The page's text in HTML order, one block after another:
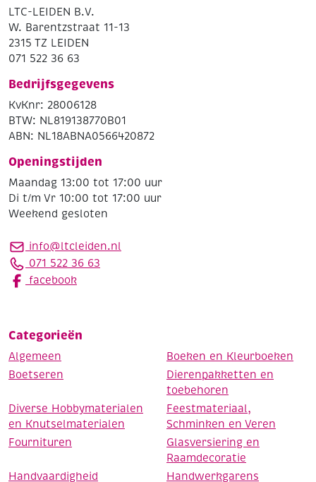
LTC-LEIDEN B.V.
W. Barentzstraat 11-13
2315 TZ LEIDEN
071 522 36 63
Bedrijfsgegevens
KvKnr: 28006128
BTW: NL819138770B01
ABN: NL18ABNA0566420872
Openingstijden
Maandag 13:00 tot 17:00 uur
Di t/m Vr 10:00 tot 17:00 uur
Weekend gesloten
info@ltcleiden.nl
071 522 36 63
facebook
Categorieën
Algemeen
Boeken en Kleurboeken
Boetseren
Dierenpakketten en
toebehoren
Diverse Hobbymaterialen
en Knutselmaterialen
Feestmateriaal,
Schminken en Veren
Fournituren
Glasversiering en
Raamdecoratie
Handvaardigheid
Handwerkgarens